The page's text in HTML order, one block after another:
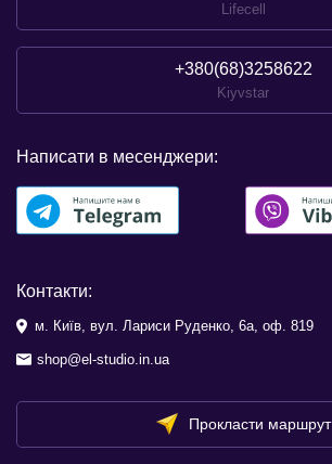
Lifecell
+380(68)3258622
Kiyvstar
Написати в месенджери:
Контакти:
м. Київ, вул. Лариси Руденко, 6а, оф. 819
shop@el-studio.in.ua
Прокласти маршрут